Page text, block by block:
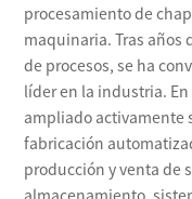
procesamiento de
maquinaria. Tras años
de procesos, se ha
líder en la industria.
ampliado activamente
fabricación
producción y venta de
almacenamiento,